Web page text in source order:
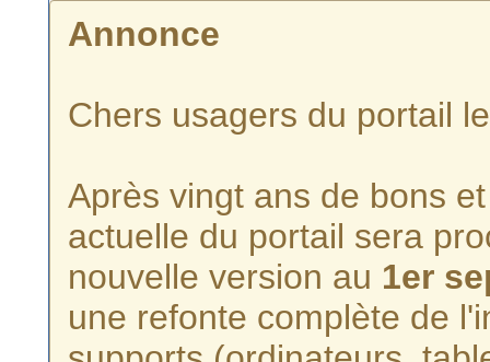
Annonce
Chers usagers du portail
Après vingt ans de bons
actuelle du portail sera
nouvelle version au 1er
une refonte complète de